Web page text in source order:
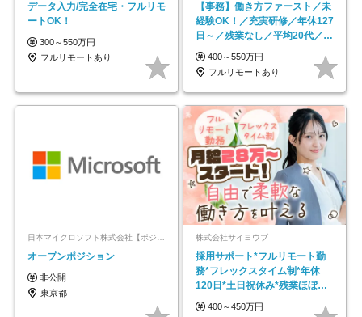
データ入力/完全在宅・フルリモ
ートOK！
300～550万円
フルリモートあり
【事務】働き方ファースト／未
経験OK！／充実研修／年休127
日～／残業なし／平均20代／リ
モートOK
400～550万円
フルリモートあり
オープンポジション
非公開
東京都
株式会社サイヨウブ
採用サポート*フルリモート勤
務*フレックスタイム制*年休
120日*土日祝休み*残業ほぼな
し*育児中社員8割以上
400～450万円